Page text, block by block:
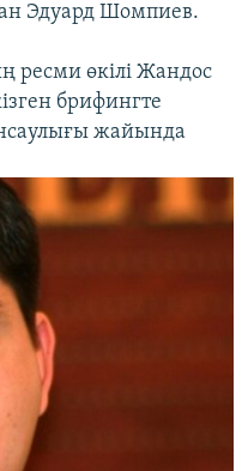
Эдуард Шомпиев.
ресми өкілі Жандос
брифингте
жайында